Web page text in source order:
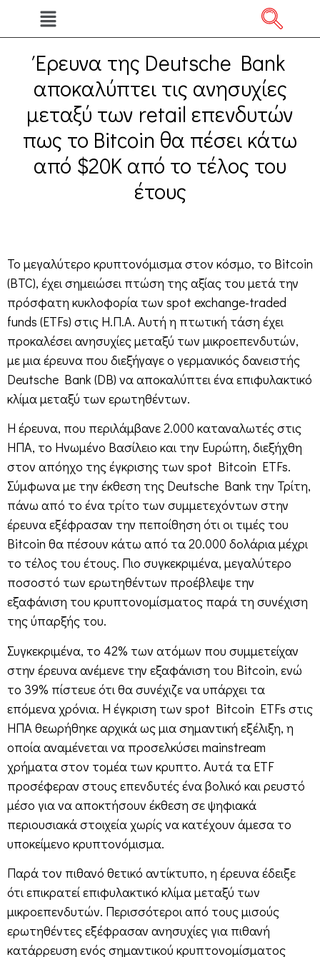
Έρευνα της Deutsche Bank
αποκαλύπτει τις ανησυχίες
μεταξύ των retail επενδυτών
πως το Bitcoin θα πέσει κάτω
από $20K από το τέλος του
έτους
Το μεγαλύτερο κρυπτονόμισμα στον κόσμο, το Bitcoin
(BTC), έχει σημειώσει πτώση της αξίας του μετά την
πρόσφατη κυκλοφορία των spot exchange-traded
funds (ETFs) στις Η.Π.Α. Αυτή η πτωτική τάση έχει
προκαλέσει ανησυχίες μεταξύ των μικροεπενδυτών,
με μια έρευνα που διεξήγαγε ο γερμανικός δανειστής
Deutsche Bank (DB) να αποκαλύπτει ένα επιφυλακτικό
κλίμα μεταξύ των ερωτηθέντων.
Η έρευνα, που περιλάμβανε 2.000 καταναλωτές στις
ΗΠΑ, το Ηνωμένο Βασίλειο και την Ευρώπη, διεξήχθη
στον απόηχο της έγκρισης των spot Bitcoin ETFs.
Σύμφωνα με την έκθεση της Deutsche Bank την Τρίτη,
πάνω από το ένα τρίτο των συμμετεχόντων στην
έρευνα εξέφρασαν την πεποίθηση ότι οι τιμές του
Bitcoin θα πέσουν κάτω από τα 20.000 δολάρια μέχρι
το τέλος του έτους. Πιο συγκεκριμένα, μεγαλύτερο
ποσοστό των ερωτηθέντων προέβλεψε την
εξαφάνιση του κρυπτονομίσματος παρά τη συνέχιση
της ύπαρξής του.
Συγκεκριμένα, το 42% των ατόμων που συμμετείχαν
στην έρευνα ανέμενε την εξαφάνιση του Bitcoin, ενώ
το 39% πίστευε ότι θα συνέχιζε να υπάρχει τα
επόμενα χρόνια. Η έγκριση των spot Bitcoin ETFs στις
ΗΠΑ θεωρήθηκε αρχικά ως μια σημαντική εξέλιξη, η
οποία αναμένεται να προσελκύσει mainstream
χρήματα στον τομέα των κρυπτο. Αυτά τα ETF
προσέφεραν στους επενδυτές ένα βολικό και ρευστό
μέσο για να αποκτήσουν έκθεση σε ψηφιακά
περιουσιακά στοιχεία χωρίς να κατέχουν άμεσα το
υποκείμενο κρυπτονόμισμα.
Παρά τον πιθανό θετικό αντίκτυπο, η έρευνα έδειξε
ότι επικρατεί επιφυλακτικό κλίμα μεταξύ των
μικροεπενδυτών. Περισσότεροι από τους μισούς
ερωτηθέντες εξέφρασαν ανησυχίες για πιθανή
κατάρρευση ενός σημαντικού κρυπτονομίσματος